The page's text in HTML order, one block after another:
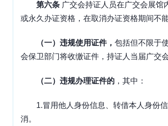
第六条 广交会持证人员在广交会展馆
或永久办证资格，在取消办证资格期间不
（一）违规使用证件， 包括但不限于
会保卫部门将收缴证件，持证人当届广交
（二）违规办理证件的 ，其中：
1.冒用他人身份信息、转借本人身份
消。